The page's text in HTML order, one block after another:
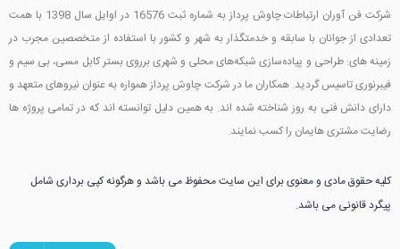
شرکت فن آوران ارتباطات چاوش پرداز به شماره ثبت 16576 در اوایل سال 1398 با همت
تعدادی از جوانان با سابقه و خدمتگذار به شهر و کشور با استفاده از متخصصین مجرب در
زمینه های: طراحی و پیاده‌سازی شبکه‌های محلی و شهری برروی بستر کابل مسی، بی سیم و
فیبرنوری تاسیس گردید. همکاران ما در شرکت چاوش پرداز همواره به عنوان نیروهای متعهد و
دارای دانش فنی به روز شناخته شده اند. به همین دلیل توانسته اند که در تمامی پروژه ها
رضایت مشتری هایمان را کسب نمایند.
کلیه حقوق مادی و معنوی برای این سایت محفوظ می باشد و هرگونه کپی برداری شامل
پیگرد قانونی می باشد.